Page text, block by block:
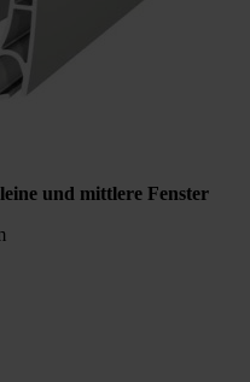
und mittlere Fenster